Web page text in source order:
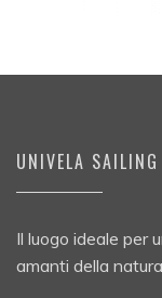
UNIVELA
Il luogo ideale per
amanti della